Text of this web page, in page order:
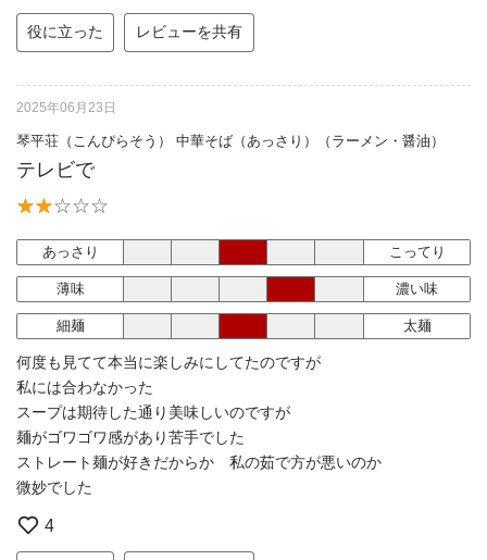
役に立った レビューを共有
2025年06月23日
琴平荘（こんぴらそう） 中華そば（あっさり）（ラーメン・醤油）
テレビで
あっさり こってり
薄味 濃い味
細麺 太麺
何度も見てて本当に楽しみにしてたのですが
私には合わなかった
スープは期待した通り美味しいのですが
麺がゴワゴワ感があり苦手でした
ストレート麺が好きだからか 私の茹で方が悪いのか
微妙でした
4